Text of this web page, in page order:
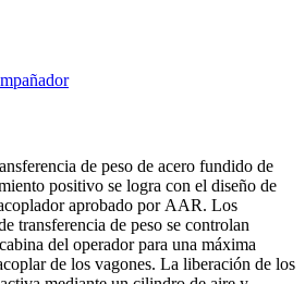
de peso de acero fundido de
positivo se logra con el diseño de
aprobado por AAR. Los
transferencia de peso se controlan
del operador para una máxima
de los vagones. La liberación de los